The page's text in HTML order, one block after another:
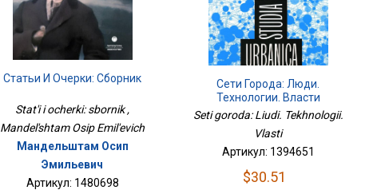
Статьи И Очерки: Сборник
Stat'i i ocherki: sbornik ,
Mandel'shtam Osip Emil'evich
Мандельштам Осип
Эмильевич
Артикул: 1480698
Сети Города: Люди.
Технологии. Власти
Seti goroda: Liudi. Tekhnologii.
Vlasti
Артикул: 1394651
$30.51